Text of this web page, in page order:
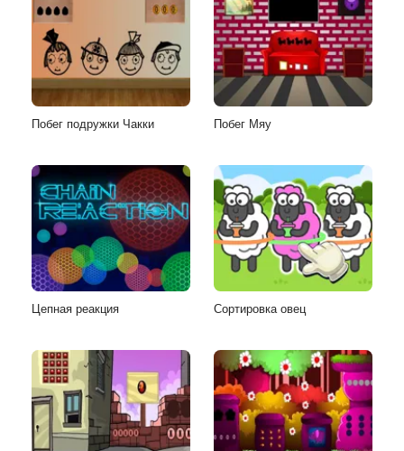
Побег подружки Чакки Побег Мяу
Цепная реакция Сортировка овец